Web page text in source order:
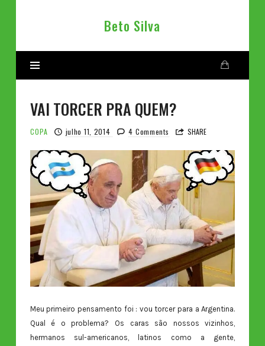
Beto
Beto Silva
VAI TORCER PRA QUEM?
COPA julho 11, 2014 4 Comments SHARE
Meu primeiro pensamento foi : vou torcer para a Argentina.
Qual é o problema? Os caras são nossos vizinhos,
hermanos sul-americanos, latinos como a gente,